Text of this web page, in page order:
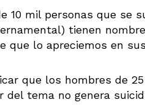
10 mil personas que se
tienen
que lo apreciemos en
que los hombres de
del tema no genera